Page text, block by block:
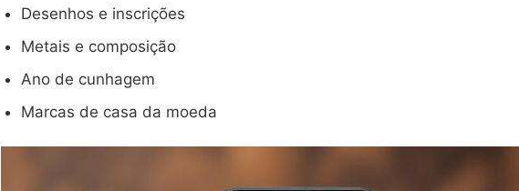
Desenhos e inscrições
Metais e composição
Ano de cunhagem
Marcas de casa da moeda